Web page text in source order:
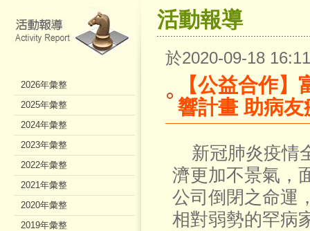
活動報導
於2020-09-18
【公益合作
響計畫 助病友
新冠肺炎疫情
濟更加不景氣，
公司倒閉之命運
相對弱勢的罕病
2026年彙整
2025年彙整
2024年彙整
2023年彙整
2022年彙整
2021年彙整
2020年彙整
2019年彙整